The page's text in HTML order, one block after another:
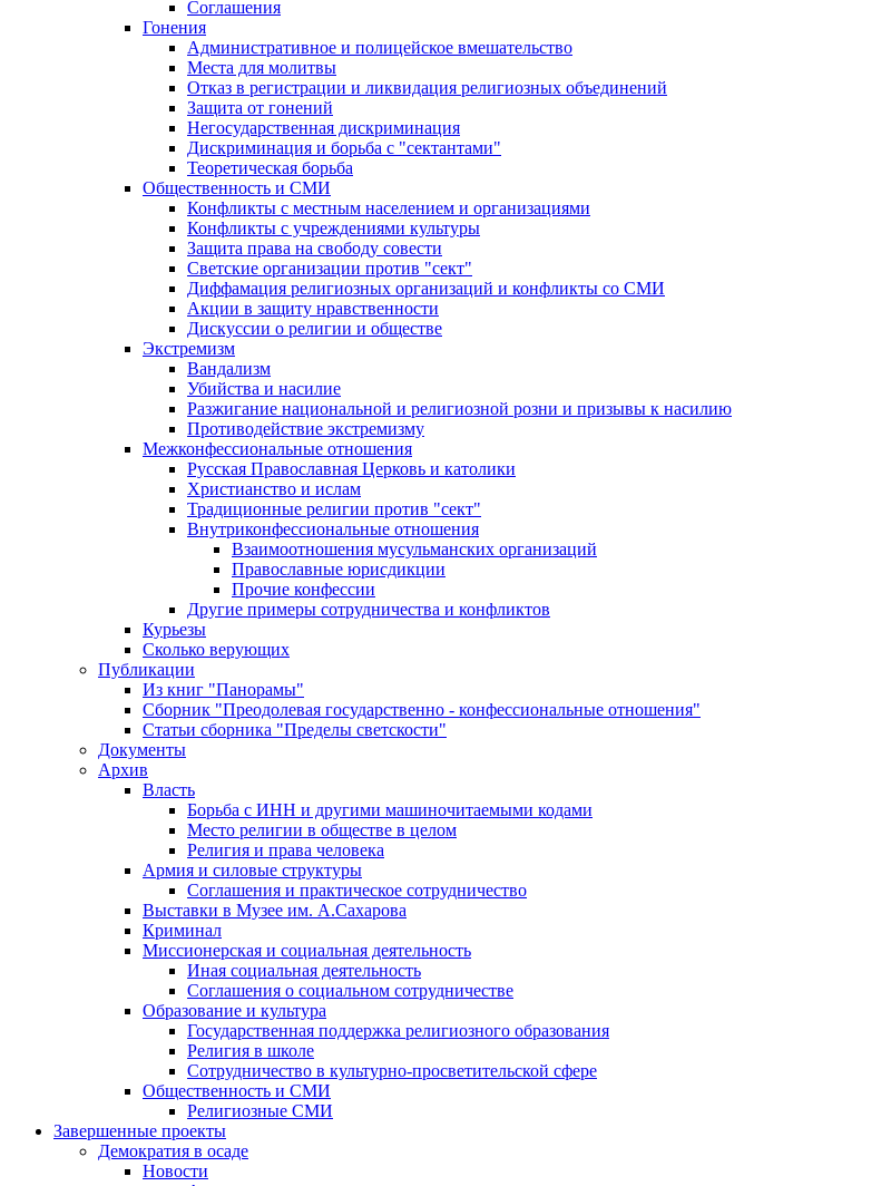
Соглашения
Гонения
Административное и полицейское вмешательство
Места для молитвы
Отказ в регистрации и ликвидация религиозных объединений
Защита от гонений
Негосударственная дискриминация
Дискриминация и борьба с "сектантами"
Теоретическая борьба
Общественность и СМИ
Конфликты с местным населением и организациями
Конфликты с учреждениями культуры
Защита права на свободу совести
Светские организации против "сект"
Диффамация религиозных организаций и конфликты со СМИ
Акции в защиту нравственности
Дискуссии о религии и обществе
Экстремизм
Вандализм
Убийства и насилие
Разжигание национальной и религиозной розни и призывы к насилию
Противодействие экстремизму
Межконфессиональные отношения
Русская Православная Церковь и католики
Христианство и ислам
Традиционные религии против "сект"
Внутриконфессиональные отношения
Взаимоотношения мусульманских организаций
Православные юрисдикции
Прочие конфессии
Другие примеры сотрудничества и конфликтов
Курьезы
Сколько верующих
Публикации
Из книг "Панорамы"
Сборник "Преодолевая государственно - конфессиональные отношения"
Статьи сборника "Пределы светскости"
Документы
Архив
Власть
Борьба с ИНН и другими машиночитаемыми кодами
Место религии в обществе в целом
Религия и права человека
Армия и силовые структуры
Соглашения и практическое сотрудничество
Выставки в Музее им. А.Сахарова
Криминал
Миссионерская и социальная деятельность
Иная социальная деятельность
Соглашения о социальном сотрудничестве
Образование и культура
Государственная поддержка религиозного образования
Религия в школе
Сотрудничество в культурно-просветительской сфере
Общественность и СМИ
Религиозные СМИ
Завершенные проекты
Демократия в осаде
Новости